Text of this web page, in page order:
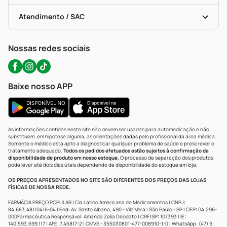
Bulas De A A Z
Políticas De Marketplace
Autoteste Covid-19
Portal Da Privacidade
Atendimento / SAC
Nossas redes sociais
Baixe nosso APP
As informações contidas neste site não devem ser usadas para automedicação e não
substituem, em hipótese alguma, as orientações dadas pelo profissional da área médica.
Somente o médico está apto a diagnosticar qualquer problema de saúde e prescrever o
tratamento adequado. Todos os pedidos efetuados estão sujeitos à confirmação da
disponibilidade de produto em nosso estoque.O processo de separação dos produtos
pode levar até dois dias úteis dependendo da disponibilidade do estoque em loja.
OS PREÇOS APRESENTADOS NO SITE SÃO DIFERENTES DOS PREÇOS DAS LOJAS
FÍSICAS DE NOSSA REDE.
FARMÁCIA PREÇO POPULAR | Cia Latino Americana de Medicamentos | CNPJ:
84.683.481/0416-04 | End: Av. Santo Albano, 490 - Vila Vera | São Paulo - SP | CEP: 04.296-
000Farmacêutica Responsável: Amanda Zelia Deodato | CRF/SP: 107393 | IE:
140.593.699.117 | AFE: 7.45817-2 | CMVS - 355030801-477-008910-1-0 | WhatsApp: (47) 9